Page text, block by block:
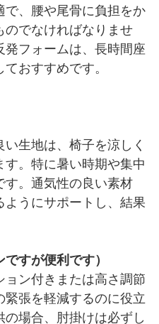
で、腰や尾骨に負担をか
のでなければなりませ
発フォームは、長時間座
おすすめです。
生地は、椅子を涼しく
。特に暑い時期や集中
す。通気性の良い素材
ようにサポートし、結果
すが便利です）
ン付きまたは高さ調節
張を軽減するのに役立
場合、肘掛けは必ずし